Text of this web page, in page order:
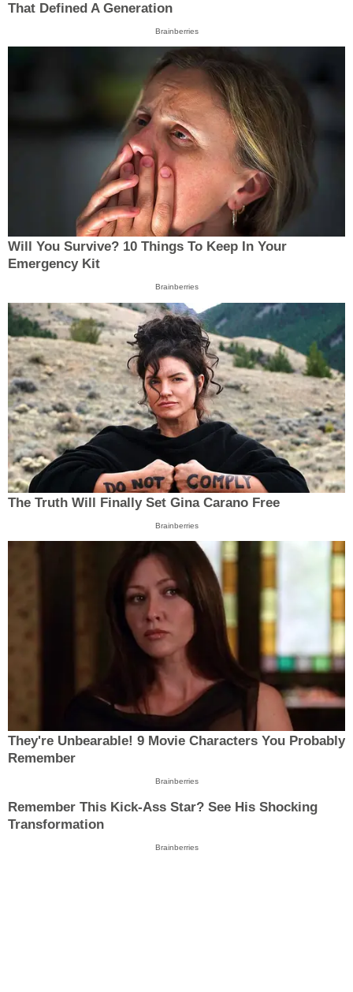
That Defined A Generation
Brainberries
Will You Survive? 10 Things To Keep In Your
Emergency Kit
Brainberries
The Truth Will Finally Set Gina Carano Free
Brainberries
They're Unbearable! 9 Movie Characters You Probably
Remember
Brainberries
Remember This Kick-Ass Star? See His Shocking
Transformation
Brainberries